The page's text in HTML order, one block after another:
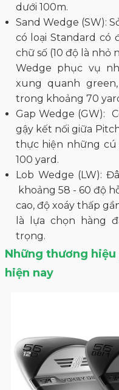
dưới 100m.
Sand Wedge (SW):
có loại Standard có
chữ số (10 độ là nhỏ
Wedge phục vụ
xung quanh
trong khoảng 70
Gap Wedge (GW):
gậy kết nối giữa
thực hiện những cú
100 yard.
Lob Wedge (LW):
khoảng 58 - 60 độ
cao, độ xoáy thấp
là lựa chọn hàng
trọng.
Những thương
hiện nay